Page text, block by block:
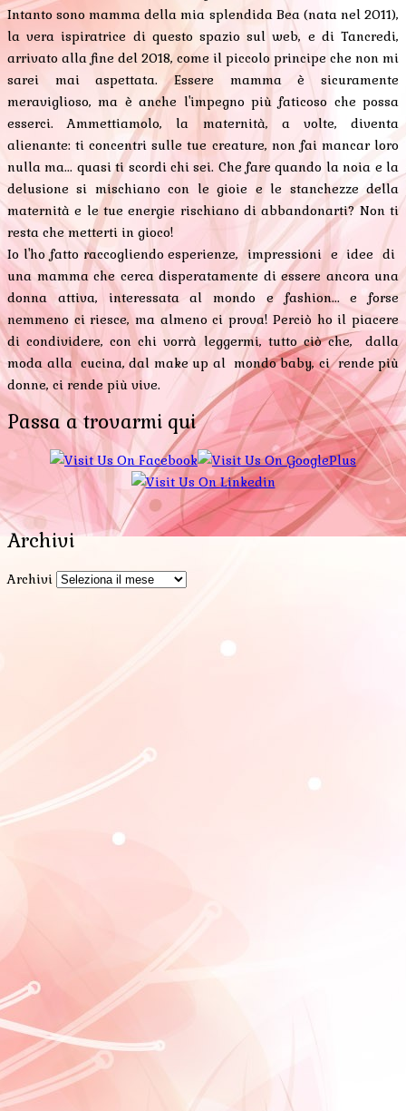
Intanto sono mamma della mia splendida Bea (nata nel 2011),
la vera ispiratrice di questo spazio sul web, e di Tancredi,
arrivato alla fine del 2018, come il piccolo principe che non mi
sarei mai aspettata. Essere mamma è sicuramente
meraviglioso, ma è anche l'impegno più faticoso che possa
esserci. Ammettiamolo, la maternità, a volte, diventa
alienante: ti concentri sulle tue creature, non fai mancar loro
nulla ma... quasi ti scordi chi sei. Che fare quando la noia e la
delusione si mischiano con le gioie e le stanchezze della
maternità e le tue energie rischiano di abbandonarti? Non ti
resta che metterti in gioco!
Io l'ho fatto raccogliendo esperienze, impressioni e idee di
una mamma che cerca disperatamente di essere ancora una
donna attiva, interessata al mondo e fashion... e forse
nemmeno ci riesce, ma almeno ci prova! Perciò ho il piacere
di condividere, con chi vorrà leggermi, tutto ciò che, dalla
moda alla cucina, dal make up al mondo baby, ci rende più
donne, ci rende più vive.
Passa a trovarmi qui
Archivi
Archivi